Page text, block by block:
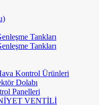
Tankları
Tankları
Kontrol Ürünleri
Dolabı
Panelleri
VENTİLİ